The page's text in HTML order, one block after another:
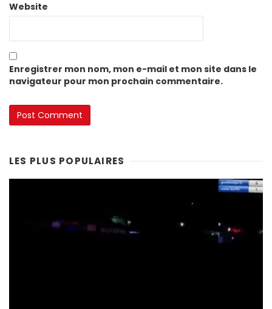
Website
Enregistrer mon nom, mon e-mail et mon site dans le
navigateur pour mon prochain commentaire.
LES PLUS POPULAIRES